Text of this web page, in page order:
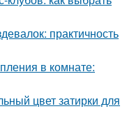
практичность
в комнате:
цвет затирки для